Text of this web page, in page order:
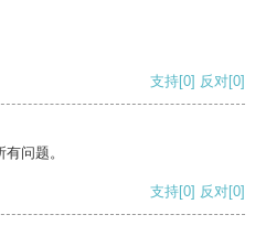
支持[0] 反对[0]
问题。
支持[0] 反对[0]